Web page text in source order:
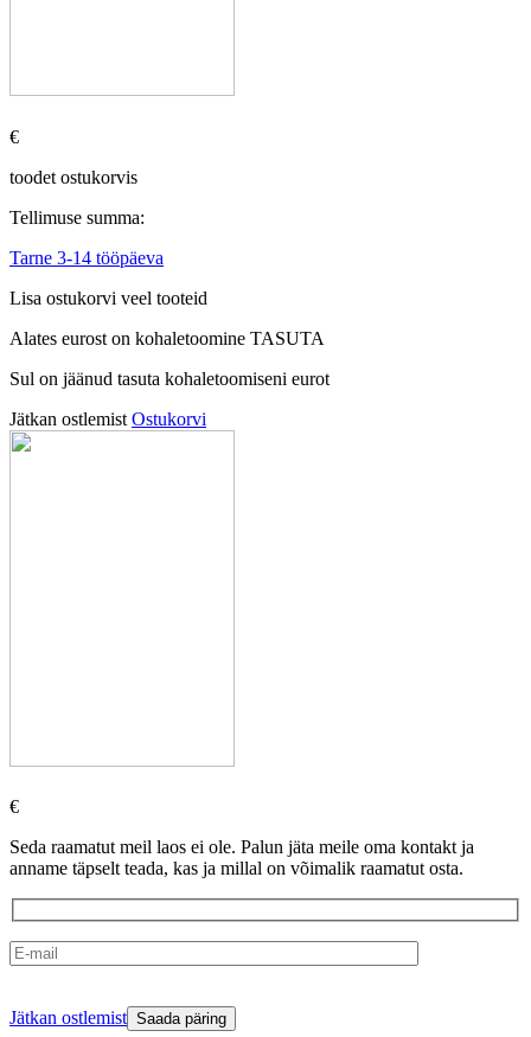
€
toodet ostukorvis
Tellimuse summa:
Tarne 3-14 tööpäeva
Lisa ostukorvi veel tooteid
Alates eurost on kohaletoomine TASUTA
Sul on jäänud tasuta kohaletoomiseni eurot
Jätkan ostlemist Ostukorvi
€
Seda raamatut meil laos ei ole. Palun jäta meile oma kontakt ja
anname täpselt teada, kas ja millal on võimalik raamatut osta.
leave
Jätkan ostlemist